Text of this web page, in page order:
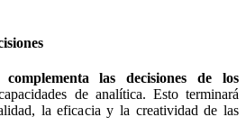
complementa las decisiones de los
de analítica. Esto terminará
la eficacia y la creatividad de las